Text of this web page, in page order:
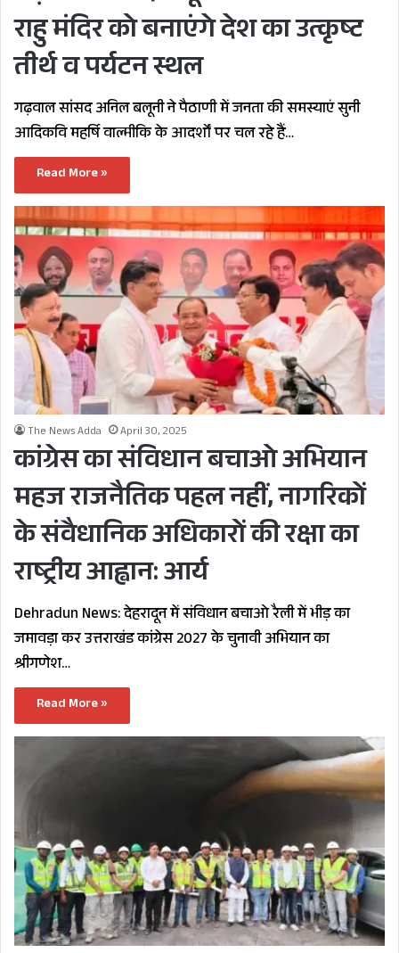
राहु मंदिर को बनाएंगे देश का उत्कृष्ट
तीर्थ व पर्यटन स्थल
गढ़वाल सांसद अनिल बलूनी ने पैठाणी में जनता की समस्याएं सुनी
आदिकवि महर्षि वाल्मीकि के आदर्शों पर चल रहे हैं…
Read More »
The News Adda April 30, 2025
कांग्रेस का संविधान बचाओ अभियान
महज राजनैतिक पहल नहीं, नागरिकों
के संवैधानिक अधिकारों की रक्षा का
राष्ट्रीय आह्वान: आर्य
Dehradun News: देहरादून में संविधान बचाओ रैली में भीड़ का
जमावड़ा कर उत्तराखंड कांग्रेस 2027 के चुनावी अभियान का
श्रीगणेश…
Read More »